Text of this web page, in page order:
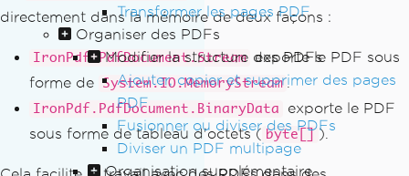
Transformer les pages PDF
Organiser des PDFs
Modifier la structure des PDFs
Ajouter, copier et supprimer des pages
PDF
Fusionner ou diviser des PDFs
Diviser un PDF multipage
Organisation supplémentaire
directement dans la mémoire de deux façons :
IronPdf.PdfDocument.Stream exporte le PDF sous
forme de System.IO.MemoryStream .
IronPdf.PdfDocument.BinaryData
exporte le PDF
sous forme de tableau d'octets ( byte[] ).